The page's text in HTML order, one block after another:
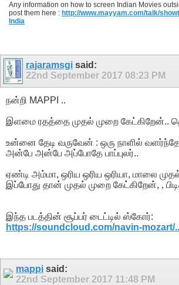
Any information on how to screen Indian Movies
post them here : http://www.mayyam.com/talk/
India
rajaramsgi said:
22nd September 2017 08:23 PM
நன்றி MAPPI ..
இளமை ரதத்தை முதல் முறை கேட்கிறேன்..
உன்னை தேடி வருவேன் : ஒரு நாளில்
அன்பே அன்பே அப்போதே பாப்புலர்..
ஏண்டி அம்மா, ஒரிய ஒரிய ஒரியா, மாலை
இப்போது தான் முதல் முறை கேட்கிறேன், ,
இந்த படத்தின் சூப்பர் டைட்டில் ஸ்கோர்:
https://soundcloud.com/navin-mozart/
mappi said:
22nd September 2017 11:48 PM